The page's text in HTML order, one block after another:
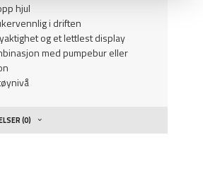
hjul
i driften
og et lettlest display
med pumpebur eller
(0)